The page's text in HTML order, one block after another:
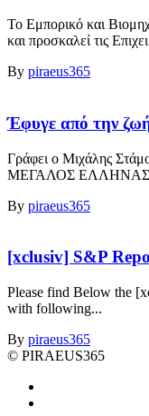
Το Εμπορικό και
και προσκαλεί τις
By piraeus365
Έφυγε από την
Γράφει ο Μιχάλης
ΜΕΓΑΛΟΣ ΕΛΛΗΝΑΣ
By piraeus365
[xclusiv] S&P
Please find Below the
with following...
By piraeus365
© PIRAEUS365